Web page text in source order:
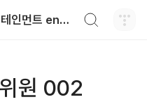
와일드진생WG엔터테인먼트 entertainment
원 002